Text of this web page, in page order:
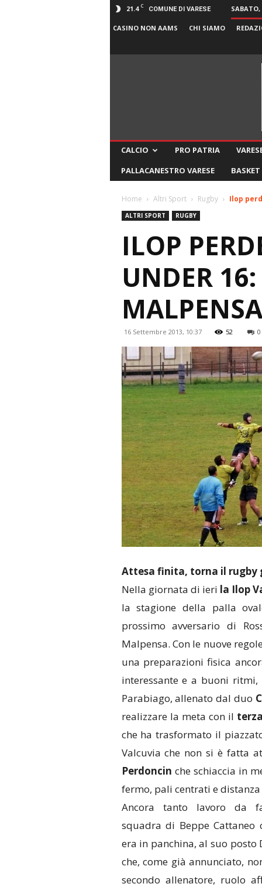
21.4 C COMUNE DI VARESE
CASINO NON AAMS CHI SIAMO
CALCIO PRO PATRIA
PALLACANESTRO VARESE
BASKET
Home Altri Sport Rugby Ilop
ALTRI SPORT RUGBY
ILOP
UNDER
MALPENSA
16 Settembre 2013, 10:37 52 0
Attesa finita, torna il rugby
Nella giornata di ieri la Ilop
la stagione della palla
prossimo avversario di
Malpensa. Con le nuove
una preparazioni fisica
interessante e a buoni
Parabiago, allenato dal duo
realizzare la meta con il
che ha trasformato il
Valcuvia che non si è fatta
Perdoncin che schiaccia in
fermo, pali centrati e
Ancora tanto lavoro da
squadra di Beppe Cattaneo
era in panchina, al suo posto
che, come già annunciato,
secondo allenatore, ruolo